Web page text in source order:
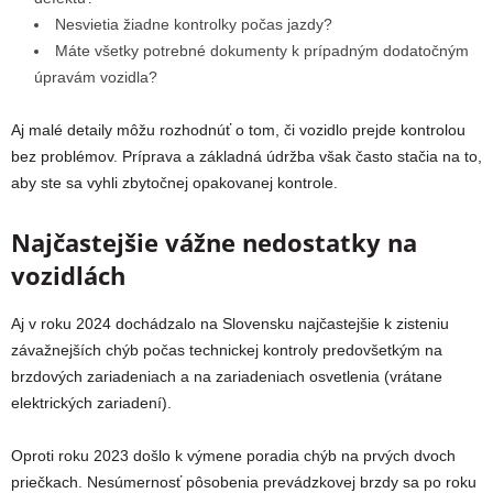
Nesvietia žiadne kontrolky počas jazdy?
Máte všetky potrebné dokumenty k prípadným dodatočným
úpravám vozidla?
Aj malé detaily môžu rozhodnúť o tom, či vozidlo prejde kontrolou
bez problémov. Príprava a základná údržba však často stačia na to,
aby ste sa vyhli zbytočnej opakovanej kontrole.
Najčastejšie vážne nedostatky na
vozidlách
Aj v roku 2024 dochádzalo na Slovensku najčastejšie k zisteniu
závažnejších chýb počas technickej kontroly predovšetkým na
brzdových zariadeniach a na zariadeniach osvetlenia (vrátane
elektrických zariadení).
Oproti roku 2023 došlo k výmene poradia chýb na prvých dvoch
priečkach. Nesúmernosť pôsobenia prevádzkovej brzdy sa po roku